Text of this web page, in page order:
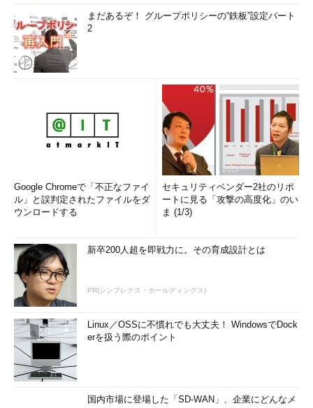
まだあるぞ！ グループポリシーの“鉄板”設定パート
2
Google Chromeで「不正なファイ
ル」と誤判定されたファイルをダ
ウンロードする
セキュリティベンダー2社のリポ
ートに見る「攻撃の高度化」のい
ま (1/3)
新卒200人超を即戦力に。その育成設計とは
PR(シンプレクス・ホールディングス)
Linux／OSSに不慣れでも大丈夫！ WindowsでDock
erを扱う際のポイント
国内市場に登場した「SD-WAN」、企業にどんなメ